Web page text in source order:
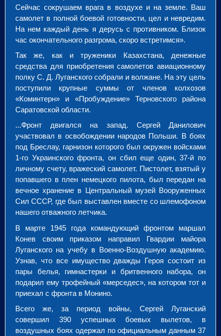
Сейчас сокрушаем врага в воздухе и на земле. Ваш
самолет в полной боевой готовности, цел и невредим.
На нем каждый день я дерусь с противником. Близок
час окончательного разгрома, скоро встретимся».
Так же, как и труженики Казахстана, денежные
средства для приобретения самолетов авиационному
полку С. Д. Луганского собрали и волжане. На эту цель
поступили крупные суммы от членов колхозов
«Коминтерн» и «Пробуждение» Терновского района
Саратовской области.
...Фронт двигался на запад. Сергей Данилович
участвовал в освобождении народов Польши. В боях
под Бреслау, гарнизон которого был окружен войсками
1-го Украинского фронта, он сбил еще один, 37-й по
личному счету, вражеский самолет. Пистолет, взятый у
попавшего в плен немецкого пилота, был передан на
вечное хранение в Центральный музей Вооруженных
Сил СССР, где был выставлен вместе со шлемофоном
нашего отважного летчика.
В марте 1945 года командующий фронтом маршал
Конев своим приказом направил Гвардии майора
Луганского на учебу в Военно-Воздушную академию.
Узнав, что все имущество дважды Героя состоит из
пары белья, гимнастерки и бритвенного набора, он
подарил ему трофейный «мерседес», на котором тот и
приехал с фронта в Монино.
Всего же, за период войны, Сергей Луганский
совершил 390 успешных боевых вылетов, в
воздушных боях одержал по официальным данным 37